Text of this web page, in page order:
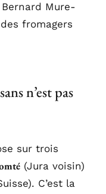
Mure-
fromagers
n’est pas
sur trois
(Jura voisin)
C’est la